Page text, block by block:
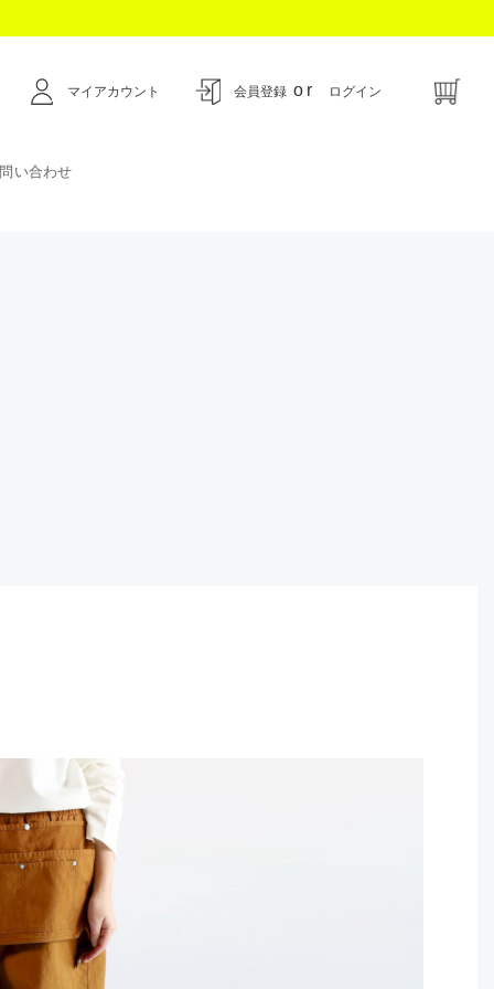
マイアカウント 会員登録 or ログイン
い合わせ